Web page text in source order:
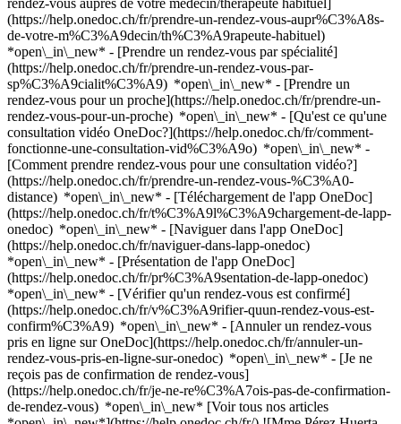
rendez-vous auprès de votre médecin/thérapeute habituel]
(https://help.onedoc.ch/fr/prendre-un-rendez-vous-aupr%C3%A8s-
de-votre-m%C3%A9decin/th%C3%A9rapeute-habituel)
*open\_in\_new* - [Prendre un rendez-vous par spécialité]
(https://help.onedoc.ch/fr/prendre-un-rendez-vous-par-
sp%C3%A9cialit%C3%A9) *open\_in\_new* - [Prendre un
rendez-vous pour un proche](https://help.onedoc.ch/fr/prendre-un-
rendez-vous-pour-un-proche) *open\_in\_new* - [Qu'est ce qu'une
consultation vidéo OneDoc?](https://help.onedoc.ch/fr/comment-
fonctionne-une-consultation-vid%C3%A9o) *open\_in\_new* -
[Comment prendre rendez-vous pour une consultation vidéo?]
(https://help.onedoc.ch/fr/prendre-un-rendez-vous-%C3%A0-
distance) *open\_in\_new* - [Téléchargement de l'app OneDoc]
(https://help.onedoc.ch/fr/t%C3%A9l%C3%A9chargement-de-lapp-
onedoc) *open\_in\_new* - [Naviguer dans l'app OneDoc]
(https://help.onedoc.ch/fr/naviguer-dans-lapp-onedoc)
*open\_in\_new* - [Présentation de l'app OneDoc]
(https://help.onedoc.ch/fr/pr%C3%A9sentation-de-lapp-onedoc)
*open\_in\_new* - [Vérifier qu'un rendez-vous est confirmé]
(https://help.onedoc.ch/fr/v%C3%A9rifier-quun-rendez-vous-est-
confirm%C3%A9) *open\_in\_new* - [Annuler un rendez-vous
pris en ligne sur OneDoc](https://help.onedoc.ch/fr/annuler-un-
rendez-vous-pris-en-ligne-sur-onedoc) *open\_in\_new* - [Je ne
reçois pas de confirmation de rendez-vous]
(https://help.onedoc.ch/fr/je-ne-re%C3%A7ois-pas-de-confirmation-
de-rendez-vous) *open\_in\_new* [Voir tous nos articles